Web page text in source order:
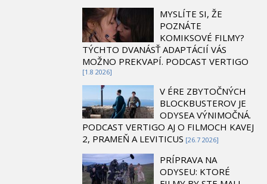
MYSLÍTE SI, ŽE
POZNÁTE
KOMIKSOVÉ FILMY?
TÝCHTO DVANÁSŤ ADAPTÁCIÍ VÁS
MOŽNO PREKVAPÍ. PODCAST VERTIGO
[1.8 2026]
V ÉRE ZBYTOČNÝCH
BLOCKBUSTEROV JE
ODYSEA VÝNIMOČNÁ.
PODCAST VERTIGO AJ O FILMOCH KAVEJ
2, PRAMEŇ A LEVITICUS [26.7 2026]
PRÍPRAVA NA
ODYSEU: KTORÉ